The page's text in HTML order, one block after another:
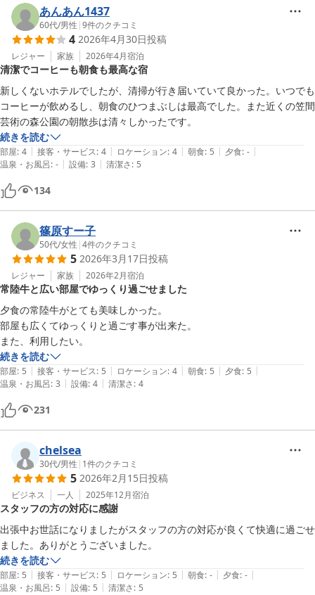
めたままにでき、ロケーションは文句無く良いです。
このレベルのホテルがひまつり会場の近くにあるのはとても重宝しま
す。
≪朝食≫
何年か前に泊まった時にはなかった常陸牛のひつまぶしという朝食があ
り、今回は迷わずそちらをチョイス。
お肉たっぷりのひつまぶしに総菜・お味噌汁で、多過ぎることも無く程
よい量で、娘もちょうど良いと満足していました。
≪温泉・お風呂≫
呂。
洗面・トイレも一緒になっていますが、とても広くて、ゆったり使えて
満足です。
シャワーブースから若干の水漏れがあったのは気になったところ。
≪設備・駐車場≫
4,5回目の宿泊なので設備について気になることはなく、駐車場を翌日
ひまつりの駐車場迷子にならずに済んだだけでストレス解消です。
≪清潔さ≫
部屋も共用部もレストランも清掃が行き届いていて気になる点は無かっ
たです。
あんあん1437
60代/男性 |9件のクチコミ
4 2026年4月30日投稿
レジャー 家族 2026年4月宿泊
清潔でコーヒーも朝食も最高な宿
新しくないホテルでしたが、清掃が行き届いていて良かった。いつでも
コーヒーが飲めるし、朝食のひつまぶしは最高でした。また近くの笠間
芸術の森公園の朝散歩は清々しかったです。
続きを読む
部屋: 4 | 接客・サービス: 4 | ロケーション: 4 | 朝食: 5 | 夕食: - |
温泉・お風呂: - | 設備: 3 | 清潔さ: 5
134
篠原すー子
50代/女性 |4件のクチコミ
5 2026年3月17日投稿
レジャー 家族 2026年2月宿泊
常陸牛と広い部屋でゆっくり過ごせました
夕食の常陸牛がとても美味しかった。
部屋も広くてゆっくりと過ごす事が出来た。
また、利用したい。
続きを読む
部屋: 5 | 接客・サービス: 5 | ロケーション: 4 | 朝食: 5 | 夕食: 5 |
温泉・お風呂: 3 | 設備: 4 | 清潔さ: 4
231
chelsea
30代/男性 | 1件のクチコミ
5 2026年2月15日投稿
ビジネス 一人 2025年12月宿泊
スタッフの方の対応に感謝
出張中お世話になりましたがスタッフの方の対応が良くて快適に過ごせ
ました。ありがとうございました。
続きを読む
部屋: 5 | 接客・サービス: 5 | ロケーション: 5 | 朝食: - | 夕食: - |
温泉・お風呂: 5 | 設備: 5 | 清潔さ: 5